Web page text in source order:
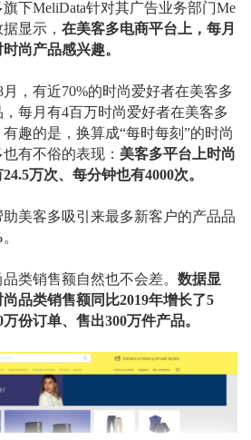
旗下MeliData针对其广告业务部门Me
显示， 在美客多电商平台上，每月
尚产品感兴趣。
月，有近70%的时尚爱好者在美客多
每月有4百万时尚爱好者在美客多
趣的是，换算成“每时每刻”的时尚
有不俗的表现： 美客多平台上时尚
24.5万次、每分钟也有4000次。
美客多吸引来最多新客户的产品品
。
类销售额自然也不会差。 数据显
尚品类销售额同比2019年增长了5
份订单、售出300万件产品。